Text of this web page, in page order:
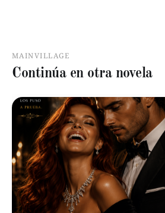
MAINVILLAGE
Continúa en otra novela